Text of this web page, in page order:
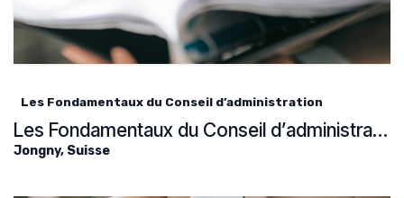
Les Fondamentaux du Conseil d’administration
Les Fondamentaux du Conseil d’administration
Jongny, Suisse